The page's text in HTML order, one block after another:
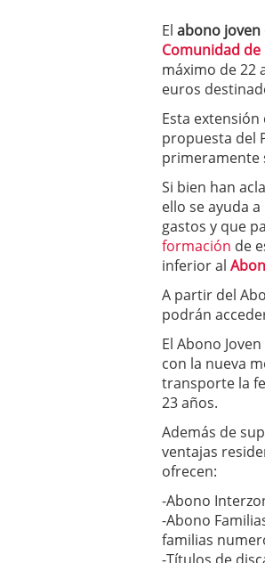
El abono joven
Comunidad
máximo de 22
euros
Esta
propuesta del
primeramente
Si bien han
ello se ayuda
gastos y que
formación de
inferior al
A partir del
podrán
El Abono
con la nueva
transporte la
23 años.
Además de
ventajas
ofrecen:
-Abono
-Abono
familias